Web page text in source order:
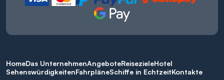
HomeDas UnternehmenAngeboteReisezieleHotel
SehenswürdigkeitenFahrpläneSchiffe in EchtzeitKontakte